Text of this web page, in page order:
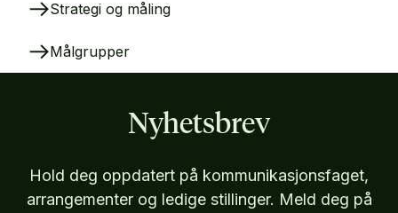
Strategi og måling
Målgrupper
Nyhetsbrev
Hold deg oppdatert på kommunikasjonsfaget,
arrangementer og ledige stillinger. Meld deg på